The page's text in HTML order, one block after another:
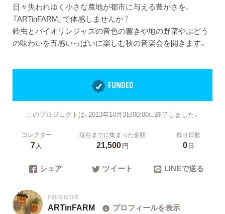
日々失われゆく小さな農地が都市に与える豊かさを、
『ARTinFARM』で体感しませんか？
鈴虫とバイオリンジャズの音色の響きや地の野菜やぶどう
の味わいを五感いっぱいに楽しむ秋の音楽会を開きます。
FUNDED
このプロジェクトは、2013年10月3日00:00に終了しました。
コレクター
7人
現在までに集まった金額
21,500円
残り日数
0日
シェア ツイート LINEで送る
PRESENTER
ARTinFARM プロフィールを表示